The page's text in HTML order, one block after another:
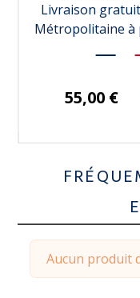
Livraison
Métropolitaine à
55,00 €
Aucun produit